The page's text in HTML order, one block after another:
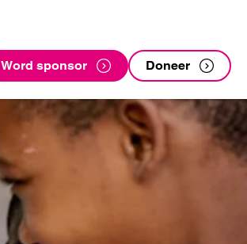
Word sponsor Doneer